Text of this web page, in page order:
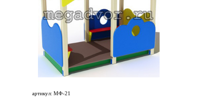
артикул: МФ-21